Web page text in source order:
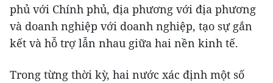
phủ với Chính phủ, địa phương với địa phương
và doanh nghiệp với doanh nghiệp, tạo sự gắn
kết và hỗ trợ lẫn nhau giữa hai nền kinh tế.
Trong từng thời kỳ, hai nước xác định một số